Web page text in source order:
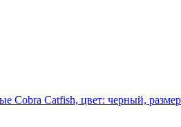
Cobra Catfish, цвет: черный,